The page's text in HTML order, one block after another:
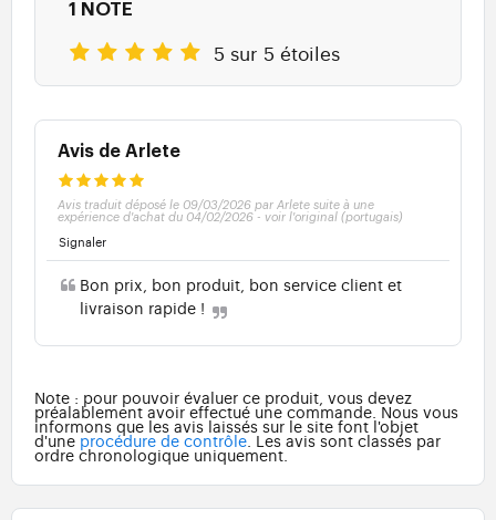
1 NOTE
5 sur 5 étoiles
Avis de Arlete
Avis traduit déposé le 09/03/2026 par Arlete suite à une
expérience d'achat du 04/02/2026 - voir l'original (portugais)
Signaler
Bon prix, bon produit, bon service client et
livraison rapide !
Note : pour pouvoir évaluer ce produit, vous devez
préalablement avoir effectué une commande. Nous vous
informons que les avis laissés sur le site font l'objet
d'une procédure de contrôle . Les avis sont classés par
ordre chronologique uniquement.